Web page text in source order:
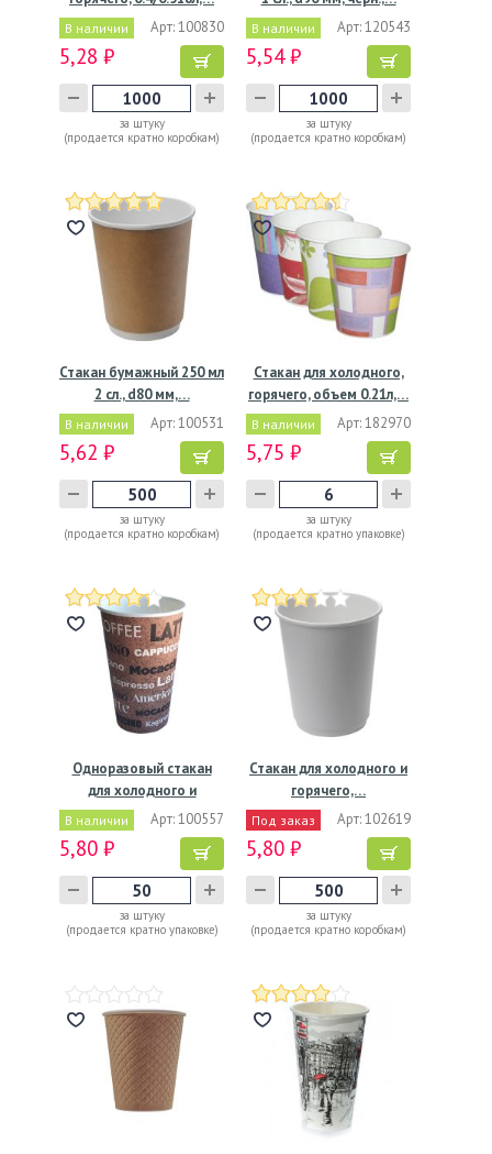
В наличии Арт: 100830
5,28 ₽
за штуку
(продается кратно коробкам)
В наличии Арт: 120543
5,54 ₽
за штуку
(продается кратно коробкам)
Стакан бумажный 250 мл
2 сл., d80 мм,…
В наличии Арт: 100531
5,62 ₽
за штуку
(продается кратно коробкам)
Стакан для холодного,
горячего, объем 0.21л,…
В наличии Арт: 182970
5,75 ₽
за штуку
(продается кратно упаковке)
Одноразовый стакан
для холодного и
горячего,…
В наличии Арт: 100557
5,80 ₽
за штуку
(продается кратно упаковке)
Стакан для холодного и
горячего,…
Под заказ Арт: 102619
5,80 ₽
за штуку
(продается кратно коробкам)